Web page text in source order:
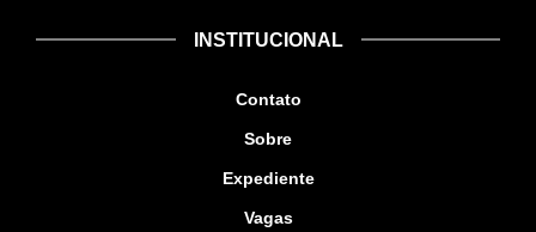
INSTITUCIONAL
Contato
Sobre
Expediente
Vagas